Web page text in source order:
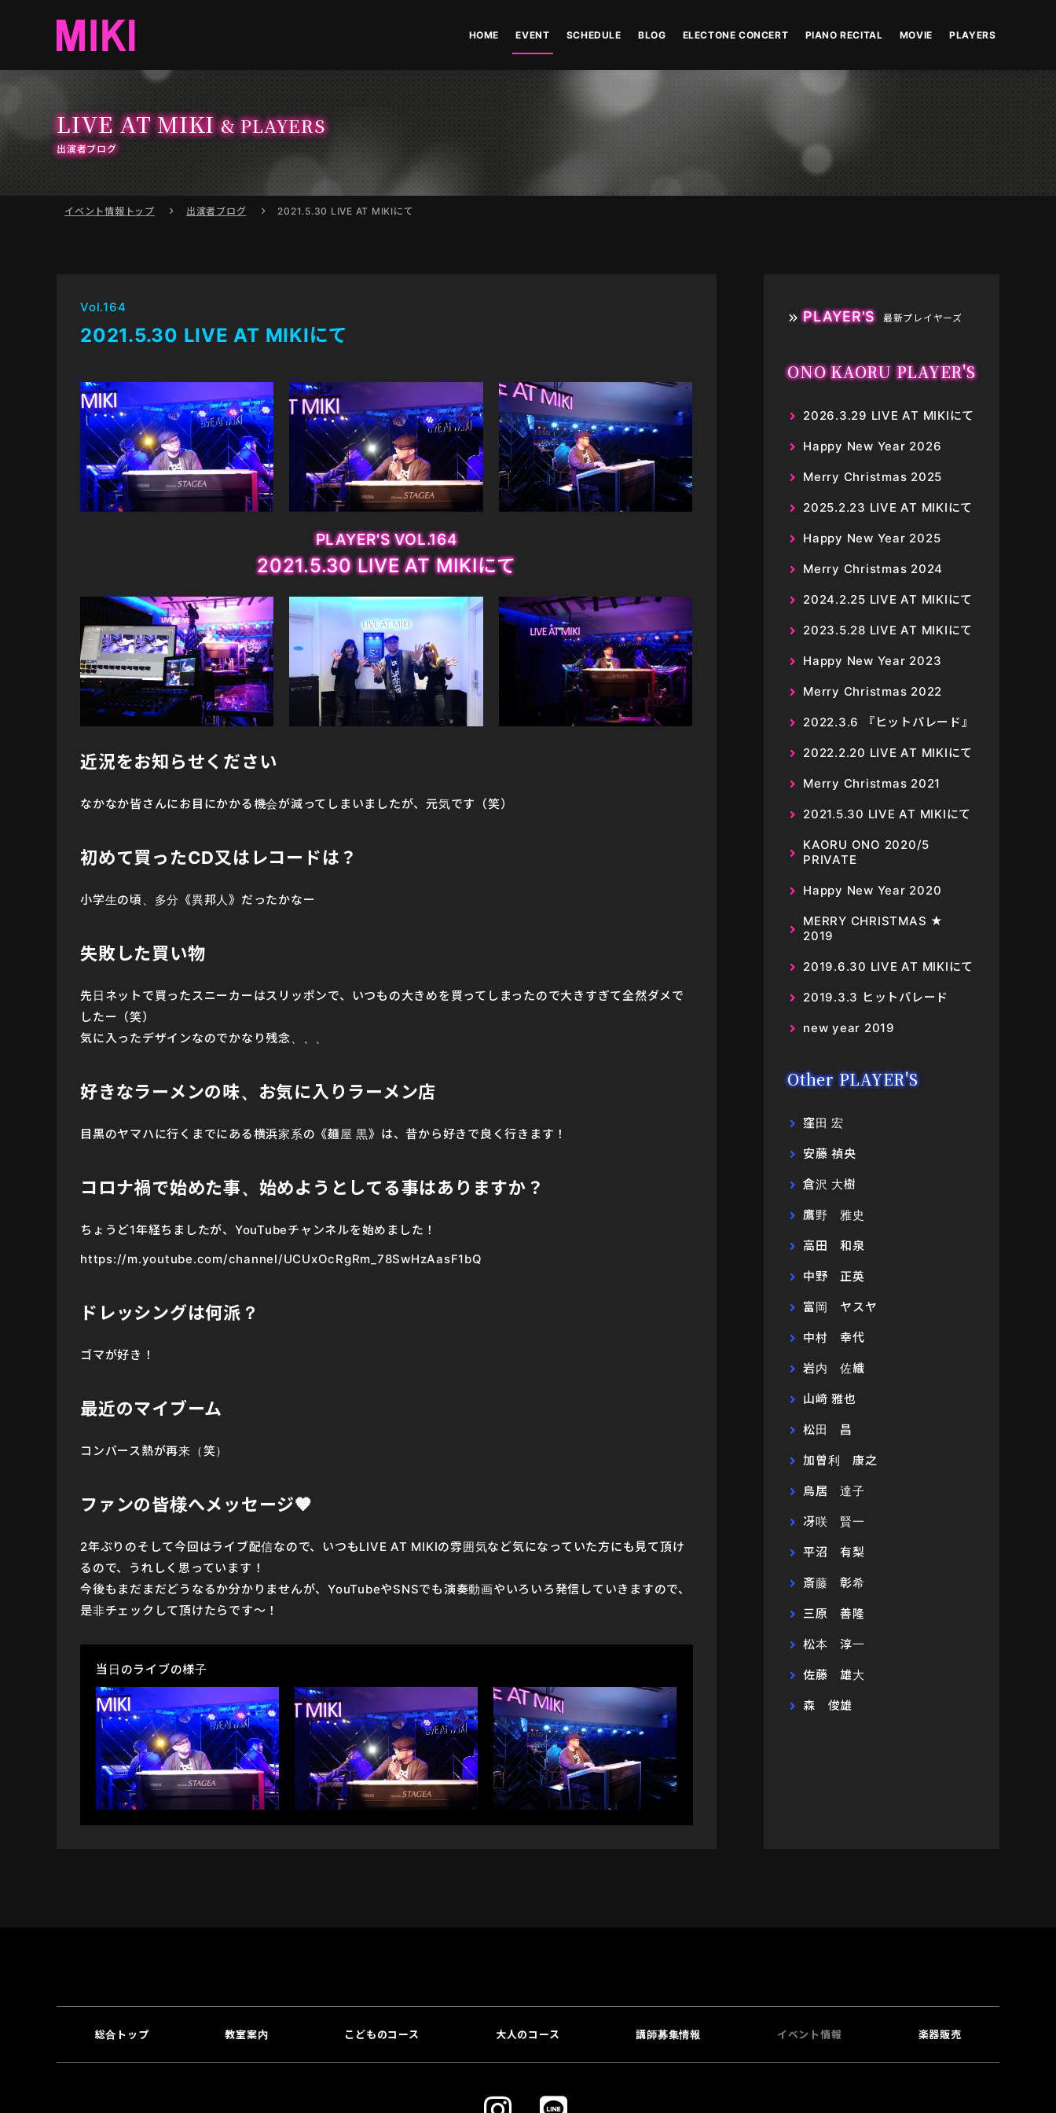
HOME EVENT SCHEDULE BLOG ELECTONE CONCERT PIANO RECITAL MOVIE PLAYERS
イベント情報 トップ 出演者ブログ 2021.5.30 LIVE AT MIKIにて
LIVE AT MIKI& PLAYERS
出演者ブログ
Vol.164
2021.5.30 LIVE AT MIKIにて
PLAYER'S VOL.164
2021.5.30 LIVE AT MIKIにて
近況をお知らせください
なかなか皆さんにお目にかかる機会が減ってしまいましたが、元気です（笑）
初めて買ったCD又はレコードは？
小学生の頃、多分《異邦人》だったかなー
失敗した買い物
先日ネットで買ったスニーカーはスリッポンで、いつもの大きめを買ってしまったので大きすぎて全然ダメで
したー（笑）
気に入ったデザインなのでかなり残念、、、
好きなラーメンの味、お気に入りラーメン店
目黒のヤマハに行くまでにある横浜家系の《麺屋 黒》は、昔から好きで良く行きます！
コロナ禍で始めた事、始めようとしてる事はありますか？
ちょうど1年経ちましたが、YouTubeチャンネルを始めました！
https://m.youtube.com/channel/UCUxOcRgRm_78SwHzAasF1bQ
ドレッシングは何派？
ゴマが好き！
最近のマイブーム
コンバース熱が再来（笑）
ファンの皆様へメッセージ🧡
2年ぶりのそして今回はライブ配信なので、いつもLIVE AT MIKIの雰囲気など気になっていた方にも見て頂け
るので、うれしく思っています！
今後もまだまだどうなるか分かりませんが、YouTubeやSNSでも演奏動画やいろいろ発信していきますので、
是非チェックして頂けたらです〜！
当日のライブの様子
PLAYER'S 最新プレイヤーズ
ONO KAORU PLAYER'S
2026.3.29 LIVE AT MIKIにて
Happy New Year 2026
Merry Christmas 2025
2025.2.23 LIVE AT MIKIにて
Happy New Year 2025
Merry Christmas 2024
2024.2.25 LIVE AT MIKIにて
2023.5.28 LIVE AT MIKIにて
Happy New Year 2023
Merry Christmas 2022
2022.3.6 『ヒットパレード』
2022.2.20 LIVE AT MIKIにて
Merry Christmas 2021
2021.5.30 LIVE AT MIKIにて
KAORU ONO 2020/5
PRIVATE
Happy New Year 2020
MERRY CHRISTMAS ★
2019
2019.6.30 LIVE AT MIKIにて
2019.3.3 ヒットパレード
new year 2019
Other PLAYER'S
窪田 宏
安藤 禎央
倉沢 大樹
鷹野 雅史
高田 和泉
中野 正英
富岡 ヤスヤ
中村 幸代
岩内 佐織
山﨑 雅也
松田 昌
加曽利 康之
鳥居 達子
冴咲 賢一
平沼 有梨
斎藤 彰希
三原 善隆
松本 淳一
佐藤 雄大
森 俊雄
総合トップ 教室案内 こどものコース 大人のコース 講師募集情報 イベント情報 楽器販売